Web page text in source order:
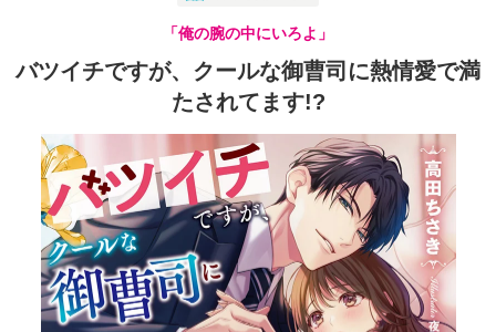
「俺の腕の中にいろよ」
バツイチですが、クールな御曹司に熱情愛で満
たされてます!?